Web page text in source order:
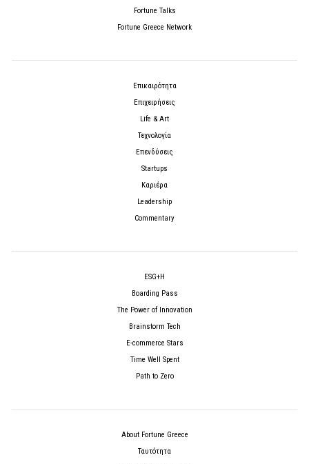
Fortune Talks
Fortune Greece Network
Επικαιρότητα
Επιχειρήσεις
Life & Art
Τεχνολογία
Επενδύσεις
Startups
Καριέρα
Leadership
Commentary
ESG+H
Boarding Pass
The Power of Innovation
Brainstorm Tech
E-commerce Stars
Time Well Spent
Path to Zero
About Fortune Greece
Ταυτότητα